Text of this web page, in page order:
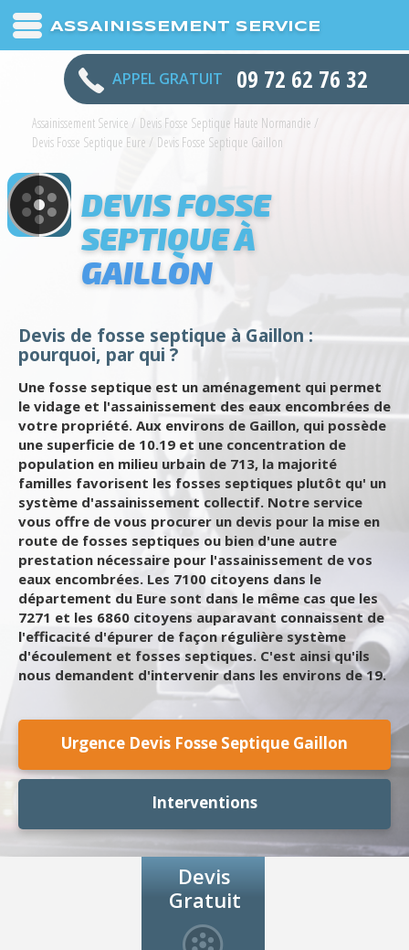
ASSAINISSEMENT SERVICE
APPEL GRATUIT 09 72 62 76 32
Assainissement Service / Devis Fosse Septique Haute Normandie /
Devis Fosse Septique Eure / Devis Fosse Septique Gaillon
DEVIS FOSSE
SEPTIQUE À
GAILLON
Devis de fosse septique à Gaillon :
pourquoi, par qui ?
Une fosse septique est un aménagement qui permet
le vidage et l'assainissement des eaux encombrées de
votre propriété. Aux environs de Gaillon, qui possède
une superficie de 10.19 et une concentration de
population en milieu urbain de 713, la majorité
familles favorisent les fosses septiques plutôt qu' un
système d'assainissement collectif. Notre service
vous offre de vous procurer un devis pour la mise en
route de fosses septiques ou bien d'une autre
prestation nécessaire pour l'assainissement de vos
eaux encombrées. Les 7100 citoyens dans le
département du Eure sont dans le même cas que les
7271 et les 6860 citoyens auparavant connaissent de
l'efficacité d'épurer de façon régulière système
d'écoulement et fosses septiques. C'est ainsi qu'ils
nous demandent d'intervenir dans les environs de 19.
Urgence Devis Fosse Septique Gaillon
Interventions
Devis
Gratuit